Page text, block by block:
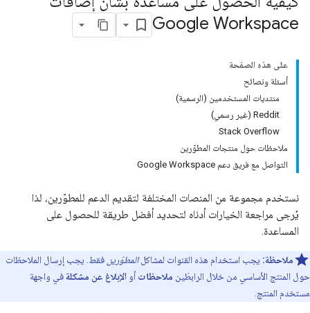
Google Workspace
على هذه الصفحة
أسئلة ونصائح
منتديات المستخدمين (الرسمية)
‫Reddit (غير رسمي)
Stack Overflow
ملاحظات حول منتجات المطوّرين
التواصل مع فريق دعم Google Workspace
نستخدم مجموعة من المنصات المختلفة لتقديم الدعم للمطوّرين، لذا
يُرجى مراجعة الخيارات أدناه لتحديد أفضل طريقة للحصول على
المساعدة.
ملاحظة: يجب استخدام هذه القنوات لمشاكلالمطوّرين فقط. يجب إرسال الملاحظات
حول المنتج الأساسي من خلال الرابطَين ملاحظات أو الإبلاغ عن مشكلة في واجهة
مستخدم المنتج.